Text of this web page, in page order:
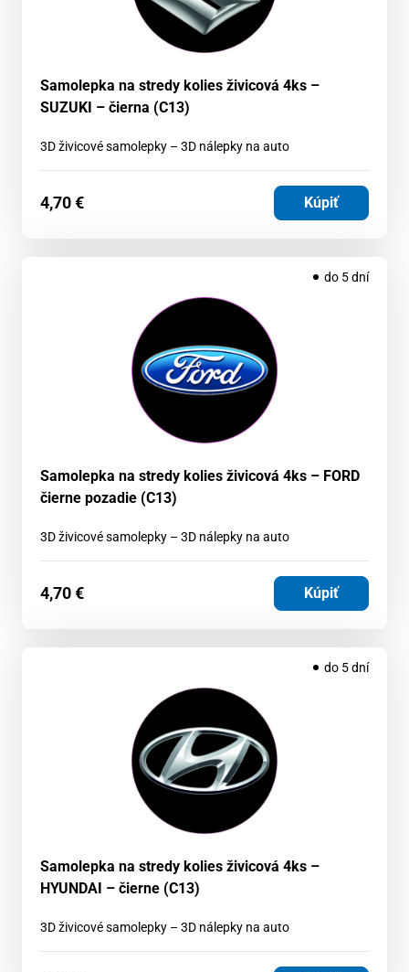
Samolepka na stredy kolies živicová 4ks –
SUZUKI – čierna (C13)
3D živicové samolepky – 3D nálepky na auto
4,70€ Kúpiť
do 5 dní
Samolepka na stredy kolies živicová 4ks – FORD
čierne pozadie (C13)
3D živicové samolepky – 3D nálepky na auto
4,70€ Kúpiť
do 5 dní
Samolepka na stredy kolies živicová 4ks –
HYUNDAI – čierne (C13)
3D živicové samolepky – 3D nálepky na auto